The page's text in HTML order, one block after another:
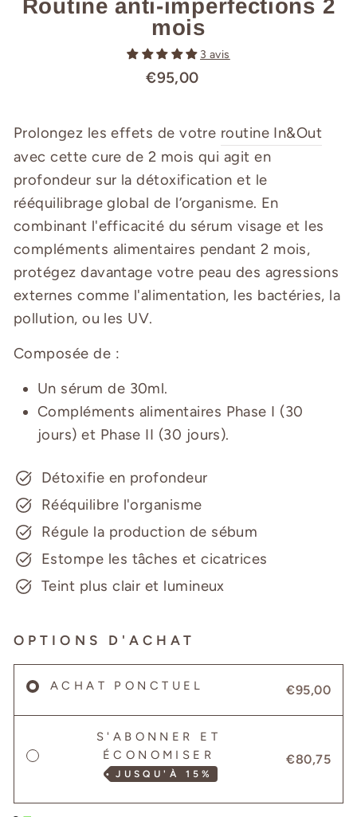
Routine anti-imperfections 2
mois
3 avis
€95,00
ordinaire
Prolongez les effets de votre routine In&Out
avec cette cure de 2 mois qui agit en
profondeur sur la détoxification et le
rééquilibrage global de l’organisme. En
combinant l'efficacité du sérum visage et les
compléments alimentaires pendant 2 mois,
protégez davantage votre peau des agressions
externes comme l'alimentation, les bactéries, la
pollution, ou les UV.
Composée de :
Un sérum de 30ml.
Compléments alimentaires Phase I (30
jours) et Phase II (30 jours).
Détoxifie en profondeur
Rééquilibre l'organisme
Régule la production de sébum
Estompe les tâches et cicatrices
Teint plus clair et lumineux
OPTIONS D'ACHAT
ACHAT PONCTUEL €95,00
S'ABONNER ET
ÉCONOMISER
JUSQU'À 15%
€80,75